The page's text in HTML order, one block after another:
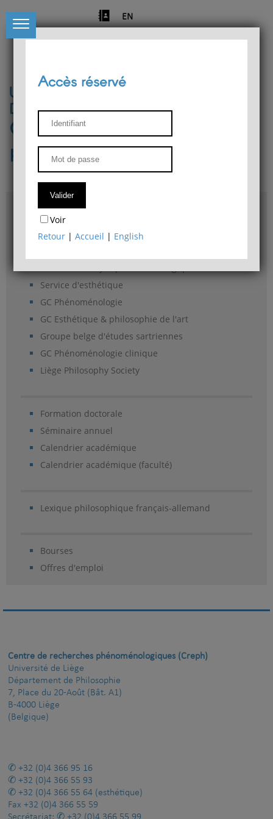
EN
Université de Liège
Département de philosophie
Centre de recherches
phénoménologiques
Accès & plans
Bibliothèque du Département de philosophie
Service d'esthétique
GC Phénoménologie
GC Esthétique & philosophie de l'art
Groupe belge d'études sartriennes
GC Phénoménologie clinique
Liège Philosophy Society
Formation doctorale
Séminaire annuel
Calendrier académique
Calendrier académique (faculté)
Lexique philosophique français-allemand
Bourses
Offres d'emploi
Accès réservé
Voir
Retour |Accueil | English
Centre de recherches phénoménologiques (Creph)
Université de Liège
Département de Philosophie
7, Place du 20-Août (Bât. A1)
B-4000 Liège
(Belgique)
+32 (0)4 366 95 16
+32 (0)4 366 55 93
+32 (0)4 366 55 64 (esthétique)
Fax +32 (0)4 366 55 59